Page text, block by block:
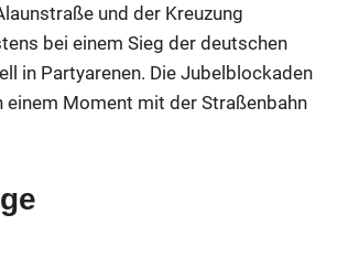
und der Kreuzung
bei einem Sieg der deutschen
in Partyarenen. Die Jubelblockaden
Moment mit der Straßenbahn